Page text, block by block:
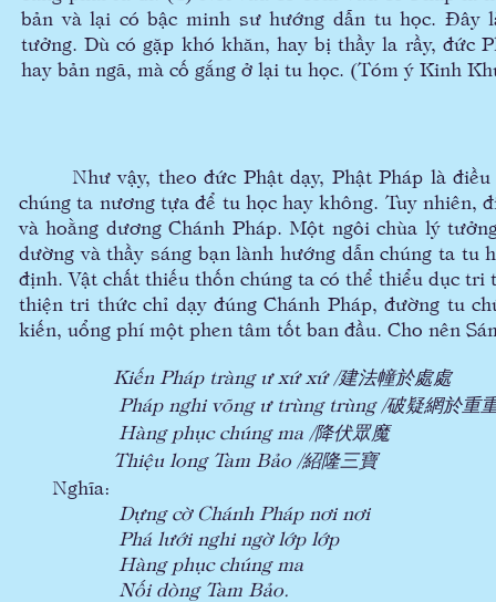
bản và lại có bậc minh sư hướng dẫn tu học. Đây
tưởng. Dù có gặp khó khăn, hay bị thầy la rầy, đức
hay bản ngã, mà cố gắng ở lại tu học. (Tóm ý Kinh
Như vậy, theo đức Phật dạy, Phật Pháp là điều
chúng ta nương tựa để tu học hay không. Tuy nhiên,
và hoằng dương Chánh Pháp. Một ngôi chùa lý
dường và thầy sáng bạn lành hướng dẫn chúng ta
định. Vật chất thiếu thốn chúng ta có thể thiểu dục
thiện tri thức chỉ dạy đúng Chánh Pháp, đường tu
kiến, uổng phí một phen tâm tốt ban đầu. Cho nên
Kiến Pháp tràng ư xứ xứ /建法幢於處處
Pháp nghi võng ư trùng trùng /破疑網於重
Hàng phục chúng ma /降伏眾魔
Thiệu long Tam Bảo /紹隆三寶
Nghĩa:
Dựng cờ Chánh Pháp nơi nơi
Phá lưới nghi ngờ lớp lớp
Hàng phục chúng ma
Nối dòng Tam Bảo.